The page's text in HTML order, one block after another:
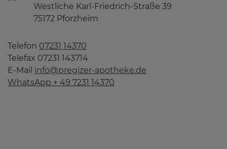
Westliche Karl-Friedrich-Straße 39
75172 Pforzheim
Telefon 07231 14370
Telefax 07231 143714
E-Mail info@pregizer-apotheke.de
WhatsApp + 49 7231 14370